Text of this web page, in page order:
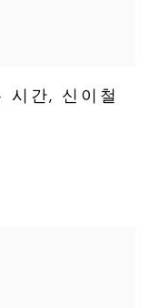
시간, 신이철